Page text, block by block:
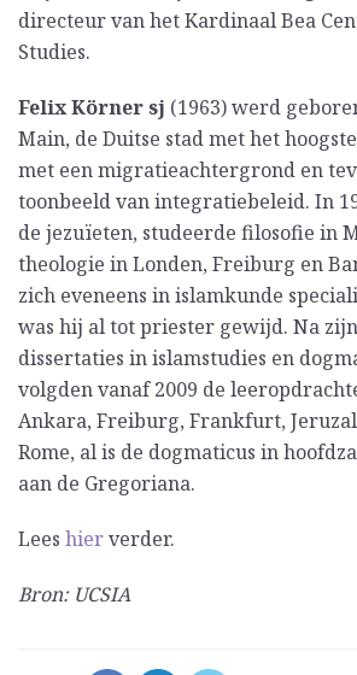
directeur van het Kardinaal Bea
Studies.
Felix Körner sj (1963) werd
Main, de Duitse stad met het
met een migratieachtergrond en
toonbeeld van integratiebeleid. In
de jezuïeten, studeerde filosofie in
theologie in Londen, Freiburg en
zich eveneens in islamkunde
was hij al tot priester gewijd. Na
dissertaties in islamstudies en
volgden vanaf 2009 de
Ankara, Freiburg, Frankfurt,
Rome, al is de dogmaticus in
aan de Gregoriana.
Lees hierverder.
Bron: UCSIA